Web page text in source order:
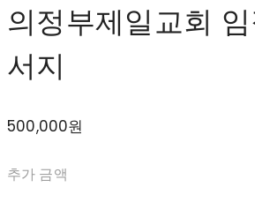
의정부제일교회
서지
500,000원
추가 금액